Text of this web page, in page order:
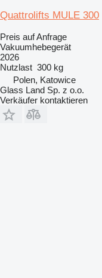
Quattrolifts MULE 300
Preis auf Anfrage
Vakuumhebegerät
2026
Nutzlast 300 kg
Polen, Katowice
Glass Land Sp. z o.o.
Verkäufer kontaktieren